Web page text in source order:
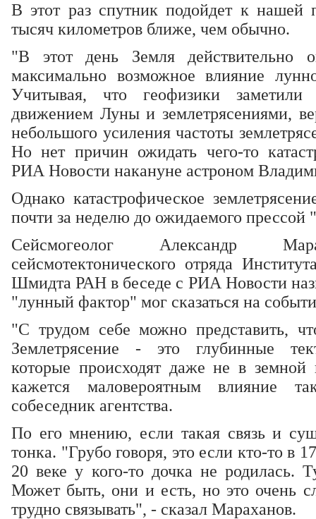
В этот раз спутник подойдет к нашей
тысяч километров ближе, чем обычно.
"В этот день Земля действительно
максимально возможное влияние
Учитывая, что геофизики
движением Луны и землетрясениями,
небольшого усиления частоты
Но нет причин ожидать чего-то
РИА Новости накануне астроном
Однако катастрофическое
почти за неделю до ожидаемого прессой
Сейсмогеолог Александр
сейсмотектонического отряда
Шмидта РАН в беседе с РИА Новости
"лунный фактор" мог сказаться на
"С трудом себе можно представить,
Землетрясение - это глубинные
которые происходят даже не в
кажется маловероятным влияние
собеседник агентства.
По его мнению, если такая связь и
тонка. "Грубо говоря, это если кто-то в
20 веке у кого-то дочка не родилась.
Может быть, они и есть, но это очень
трудно связывать", - сказал Мараханов.